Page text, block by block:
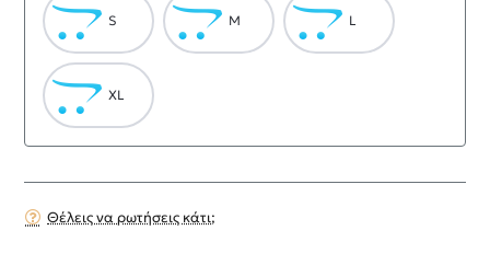
S M L
XL
Θέλεις να ρωτήσεις κάτι;